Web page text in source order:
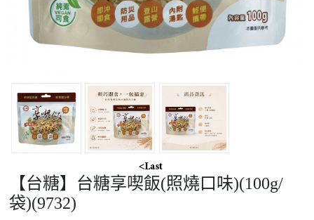
【台糖】台糖享喫飯(照燒口味)(100g/
袋)(9732)